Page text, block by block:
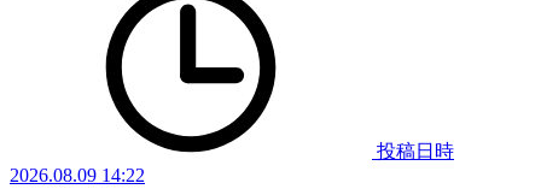
投稿日時
2026.08.09 14:22